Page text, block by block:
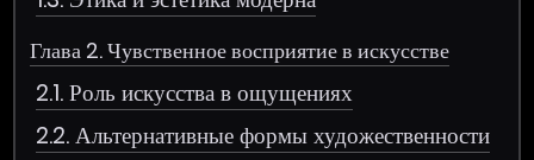
Глава 2. Чувственное восприятие в искусстве
2.1. Роль искусства в ощущениях
2.2. Альтернативные формы художественности